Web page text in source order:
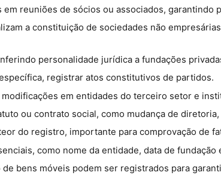
em reuniões de sócios ou associados, garantindo
a constituição de sociedades não
personalidade jurídica a fundações
registrar atos constitutivos de partidos.
modificações em entidades do terceiro setor e
ou contrato social, como mudança de
do registro, importante para comprovação de
como nome da entidade, data de
bens móveis podem ser registrados para